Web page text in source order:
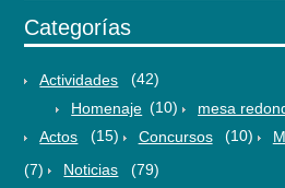
Categorías
Actividades
(42)
Homenaje (10) mesa
Actos
(15) Concursos (10)
(7)
Noticias
(79)